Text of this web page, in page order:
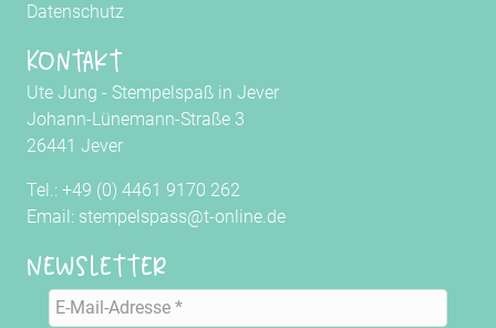
Datenschutz
Kontakt
Ute Jung - Stempelspaß in Jever
Johann-Lünemann-Straße 3
26441 Jever
Tel.: +49 (0) 4461 9170 262
Email: stempelspass@t-online.de
Newsletter